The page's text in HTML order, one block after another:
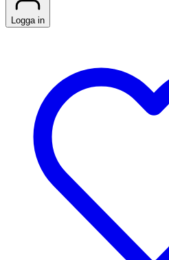
Logga in